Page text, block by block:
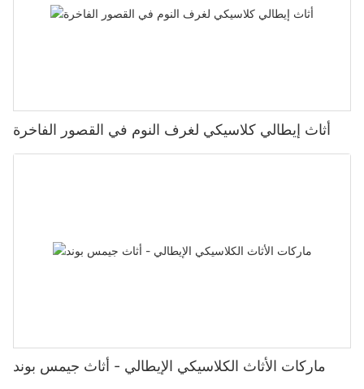
أثاث إيطالي كلاسيكي لغرف النوم في القصور الفاخرة
ماركات الأثاث الكلاسيكي الإيطالي - أثاث جيمس بوند